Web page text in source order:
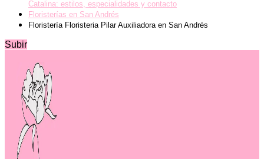
Catalina: estilos, especialidades y contacto
Floristerías en San Andrés
Floristería Floristeria Pilar Auxiliadora en San Andrés
Subir